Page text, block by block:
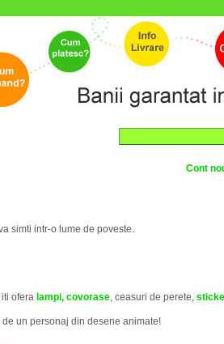
Cont
simti intr-o lume de poveste.
iti ofera lampi, covorase, ceasuri de perete,
un personaj din desene animate!